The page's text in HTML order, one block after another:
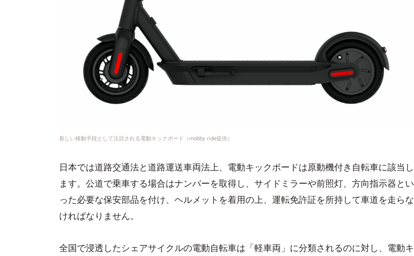
新しい移動手段として注目される電動キックボード（mobby ride提供）
日本では道路交通法と道路運送車両法上、電動キックボードは原動機付き自転車に該当し
ます。公道で乗車する場合はナンバーを取得し、サイドミラーや前照灯、方向指示器とい
った必要な保安部品を付け、ヘルメットを着用の上、運転免許証を所持して車道を走らな
ければなりません。
全国で浸透したシェアサイクルの電動自転車は「軽車両」に分類されるのに対し、電動キ